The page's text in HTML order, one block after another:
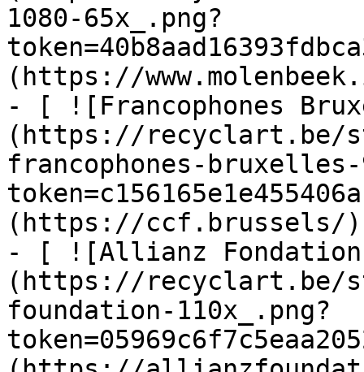
1080-65x_.png?
(https://
- [ ![Francophones
(https://recyclart.be/
francophones-bruxelles-
(https://ccf.brussels/)
- [ ![Allianz
(https://recyclart.be/
foundation-110x_.png?